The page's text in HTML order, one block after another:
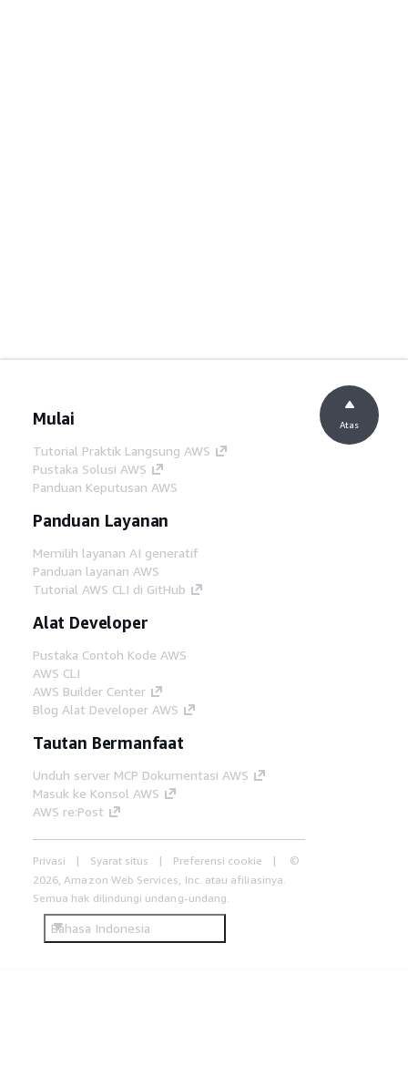
Mulai
Tutorial Praktik Langsung AWS
Pustaka Solusi AWS
Panduan Keputusan AWS
Panduan Layanan
Memilih layanan AI generatif
Panduan layanan AWS
Tutorial AWS CLI di GitHub
Alat Developer
Pustaka Contoh Kode AWS
AWS CLI
AWS Builder Center
Blog Alat Developer AWS
Tautan Bermanfaat
Unduh server MCP Dokumentasi AWS
Masuk ke Konsol AWS
AWS re:Post
Privasi Syarat situs Preferensi cookie
©
2026, Amazon Web Services, Inc. atau afiliasinya.
Semua hak dilindungi undang-undang.
Bahasa Indonesia
Atas